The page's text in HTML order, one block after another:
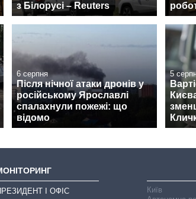
з Білорусі – Reuters
6 серпня
Після нічної атаки дронів у
російському Ярославлі
спалахнули пожежі: що
відомо
5
І ОФІС
Київ